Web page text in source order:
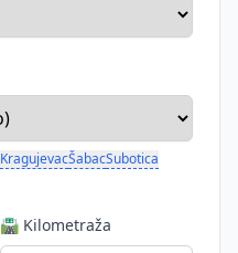
KragujevacŠabacSubotica
🛣️ Kilometraža